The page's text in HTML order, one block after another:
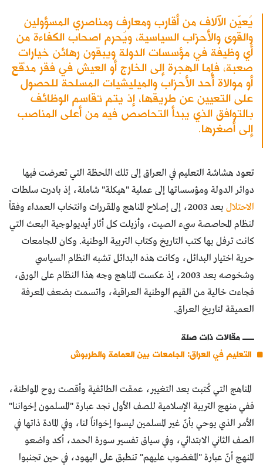
يُعيّن الآلاف من أقارب ومعارف ومناصري المسؤولين
والقوى والأحزاب السياسية، ويُحرم اصحاب الكفاءة من
أي وظيفة في مؤسسات الدولة ويبقون رهائن خياراتٍ
صعبة، فإما الهجرة إلى الخارج أو العيش في فقر مدقع
أو موالاة أحد الأحزاب والميليشيات المسلحة للحصول
على التعيين عن طريقها، إذ يتم تقاسم الوظائف
بالتوافق الذي يبدأ التحاصص فيه من أعلى المناصب
إلى أصغرها.
تعود هشاشة التعليم في العراق إلى تلك اللحظة التي تعرضت فيها
دوائر الدولة ومؤسساتها إلى عملية "هيكلة" شاملة، إذ بادرت سلطات
الاحتلال
بعد 2003، إلى إصلاح المناهج والمقررات وانتخاب العمداء وفقاً
لنظام المحاصصة سيء الصيت، وأزيلت كل أثار أيديولوجية البعث التي
كانت ترفل بها كتب التاريخ وكتاب التربية الوطنية. وكان للجامعات
حرية اختيار البدائل، وكانت هذه البدائل تشبه النظام السياسي
وشخوصه بعد 2003، إذ عكست المناهج وجه هذا النظام على الورق،
فجاءت خالية من القيم الوطنية العراقية، واتسمت بضعف المعرفة
العميقة لتاريخ العراق.
مقالات ذات صلة
التعليم في العراق: الجامعات بين العمامة والطربوش
المناهج التي كُتبت بعد التغيير، عمقت الطائفية وأقصت روح المواطنة،
ففي منهج التربية الإسلامية للصف الأول نجد عبارة "المسلمون إخواننا"
الأمر الذي يوحي بأنّ غير المسلمين ليسوا إخواناً لنا، وفي المادة ذاتها في
الصف الثاني الابتدائي، وفي سياق تفسير سورة الحمد، أكد واضعو
المنهج أنّ عبارة "المغضوب عليهم" تنطبق على اليهود، في حين تجنبوا